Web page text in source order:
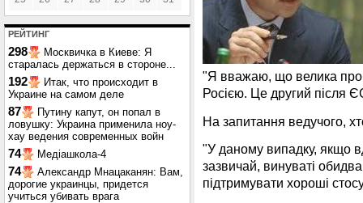
РЕЙТИНГ
298
Москвичка в Киеве: Я
старалась держаться в стороне...
192
Итак, что происходит в
Украине на самом деле
87
Путину капут, он попал в
ловушку: Украина применила ноу-
хау ведения современных войн
74 Медіашкола-4
74
Александр Мнацаканян: Вам,
дорогие украинцы, придется
учиться убивать врага
"Я вважаю, що велика
Росією. Це другий після
На запитання ведучого,
"У даному випадку, якщо
зазвичай, винуваті
підтримувати хороші